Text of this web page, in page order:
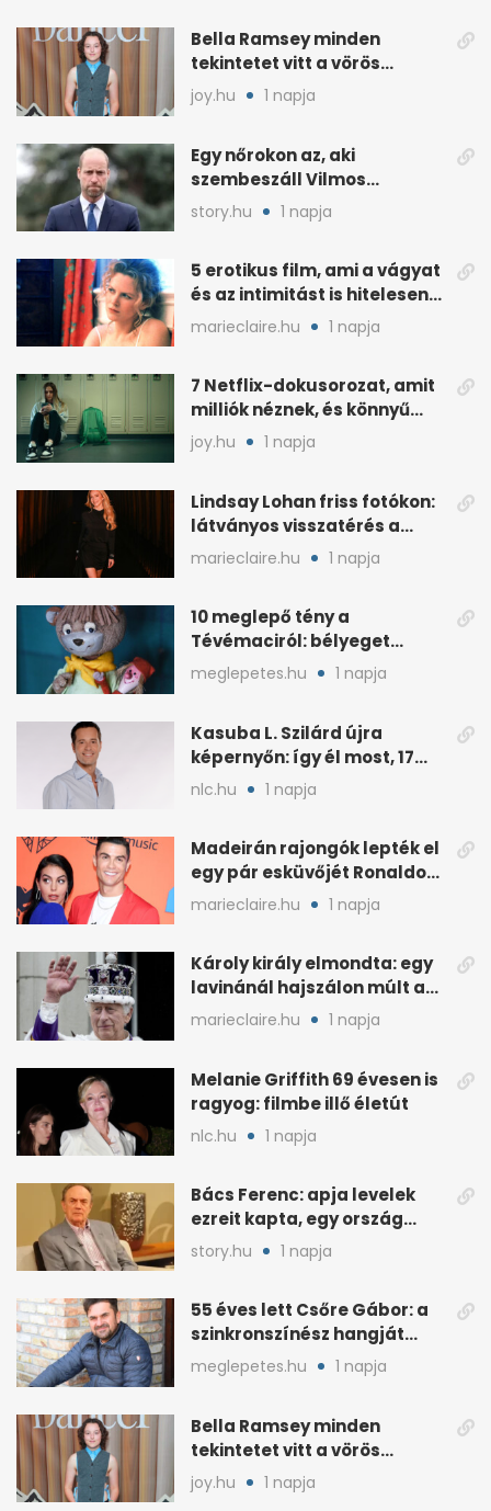
Bella Ramsey minden
tekintetet vitt a vörös
szőnyegen, a kritikák
ellenére
joy.hu 1 napja
Egy nőrokon az, aki
szembeszáll Vilmos
herceggel, ha elszáll
story.hu 1 napja
5 erotikus film, ami a vágyat
és az intimitást is hitelesen
mutatja
marieclaire.hu 1 napja
7 Netflix-dokusorozat, amit
milliók néznek, és könnyű
rákattanni
joy.hu 1 napja
Lindsay Lohan friss fotókon:
látványos visszatérés a
reflektorfénybe
marieclaire.hu 1 napja
10 meglepő tény a
Tévémaciról: bélyeget
kapott, és az űrben is járt
meglepetes.hu 1 napja
Kasuba L. Szilárd újra
képernyőn: így él most, 17
éves a lánya
nlc.hu 1 napja
Madeirán rajongók lepték el
egy pár esküvőjét Ronaldo
miatt
marieclaire.hu 1 napja
Károly király elmondta: egy
lavinánál hajszálon múlt az
élete
marieclaire.hu 1 napja
Melanie Griffith 69 évesen is
ragyog: filmbe illő életút
nlc.hu 1 napja
Bács Ferenc: apja levelek
ezreit kapta, egy ország
rajongott érte
story.hu 1 napja
55 éves lett Csőre Gábor: a
szinkronszínész hangját
mindenki ismeri
meglepetes.hu 1 napja
Bella Ramsey minden
tekintetet vitt a vörös
szőnyegen, a kritikák
ellenére
joy.hu 1 napja